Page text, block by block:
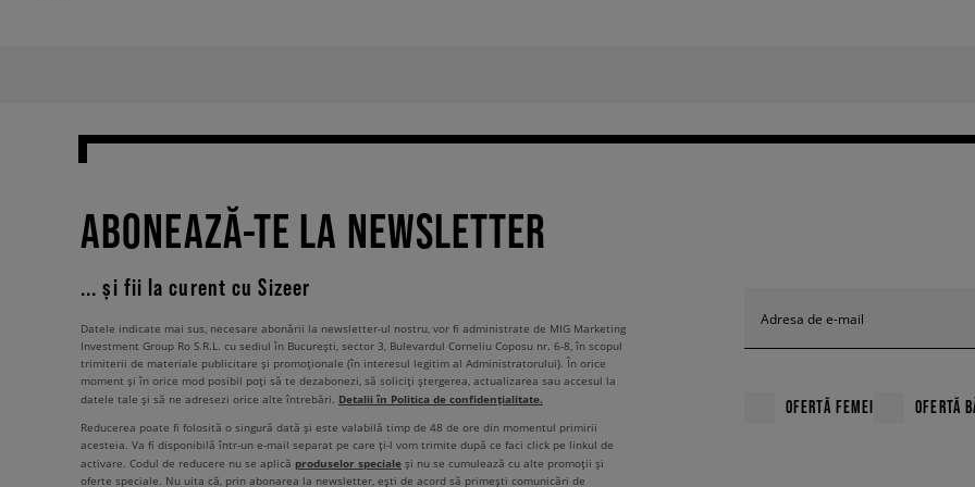
ABONEAZĂ-TE LA NEWSLETTER
... și fii la curent cu Sizeer
Adresa de e-mail
OFERTĂ FEMEI OFERTĂ
Datele indicate mai sus, necesare abonării la newsletter-ul nostru, vor fi administrate de MIG Marketing
Investment Group Ro S.R.L. cu sediul în București, sector 3, Bulevardul Corneliu Coposu nr. 6-8, în scopul
trimiterii de materiale publicitare și promoționale (în interesul legitim al Administratorului). În orice
moment și în orice mod posibil poți să te dezabonezi, să soliciți ștergerea, actualizarea sau accesul la
datele tale și să ne adresezi orice alte întrebări. Detalii în Politica de confidențialitate.
Reducerea poate fi folosită o singură dată și este valabilă timp de 48 de ore din momentul primirii
acesteia. Va fi disponibilă într-un e-mail separat pe care ți-l vom trimite după ce faci click pe linkul de
activare. Codul de reducere nu se aplică produselor speciale și nu se cumulează cu alte promoții și
oferte speciale. Nu uita că, prin abonarea la newsletter, ești de acord să primești comunicări de